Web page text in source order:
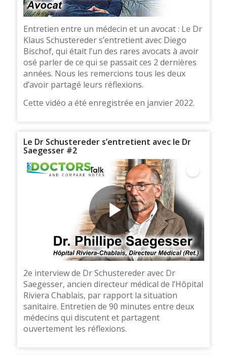
Entretien entre un médecin et un avocat : Le Dr
Klaus Schustereder s’entretient avec Diego
Bischof, qui était l’un des rares avocats à avoir
osé parler de ce qui se passait ces 2 dernières
années. Nous les remercions tous les deux
d’avoir partagé leurs réflexions.
Cette vidéo a été enregistrée en janvier 2022.
Le Dr Schustereder s’entretient avec le Dr
Saegesser #2
2e interview de Dr Schustereder avec Dr
Saegesser, ancien directeur médical de l’Hôpital
Riviera Chablais, par rapport la situation
sanitaire. Entretien de 90 minutes entre deux
médecins qui discutent et partagent
ouvertement les réflexions.